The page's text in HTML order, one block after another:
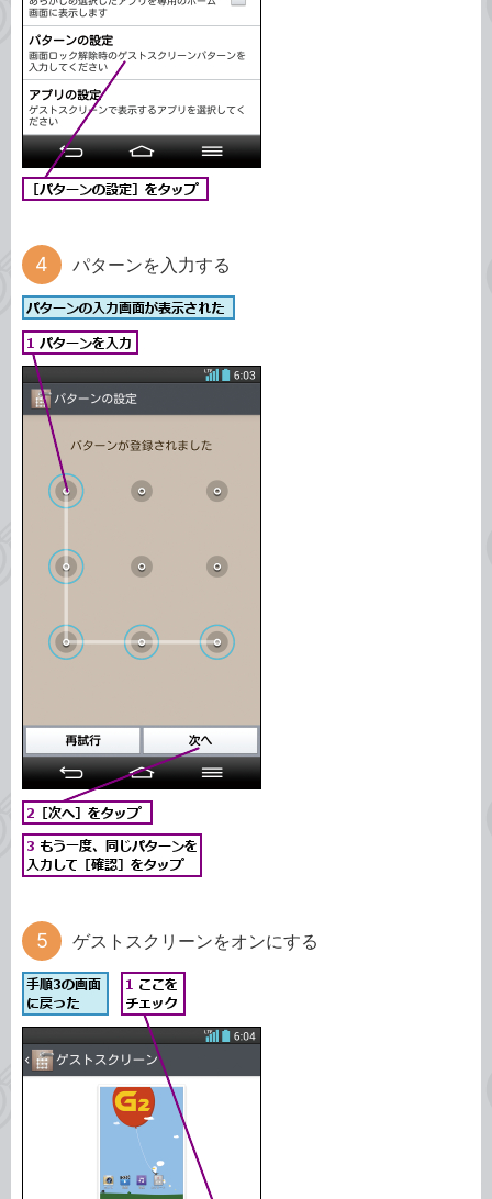
パターンを入力する
ゲストスクリーンをオンにする